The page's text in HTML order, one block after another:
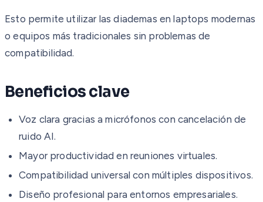
Esto permite utilizar las diademas en laptops modernas
o equipos más tradicionales sin problemas de
compatibilidad.
Beneficios clave
Voz clara gracias a micrófonos con cancelación de
ruido AI.
Mayor productividad en reuniones virtuales.
Compatibilidad universal con múltiples dispositivos.
Diseño profesional para entornos empresariales.